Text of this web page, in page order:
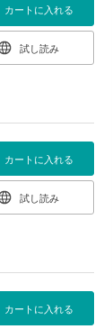
カートに入れる
試し読み
カートに入れる
試し読み
カートに入れる